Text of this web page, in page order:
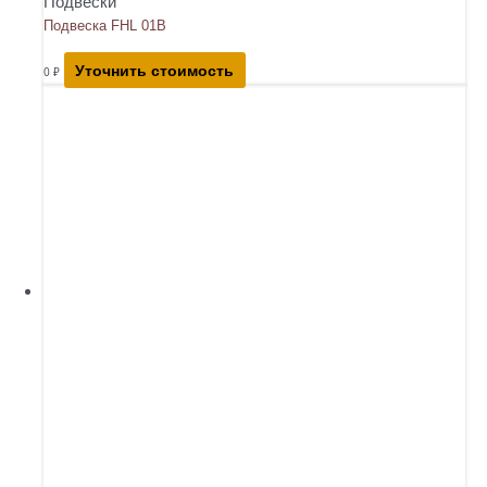
Подвеска FHL 01B
0 ₽ Уточнить стоимость